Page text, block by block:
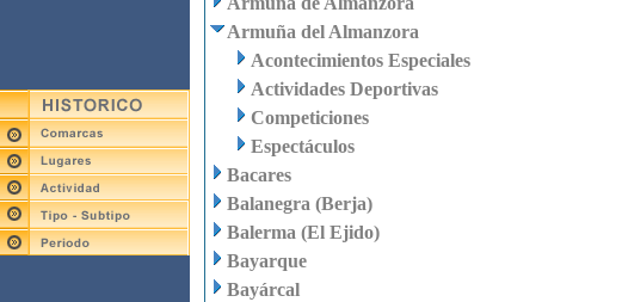
Armuña del Almanzora
Acontecimientos Especiales
Actividades Deportivas
Competiciones
Espectáculos
Bacares
Balanegra (Berja)
Balerma (El Ejido)
Bayarque
Bayárcal